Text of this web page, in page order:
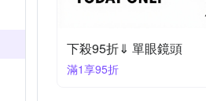
下殺95折⇓ 單眼鏡頭
滿1享95折